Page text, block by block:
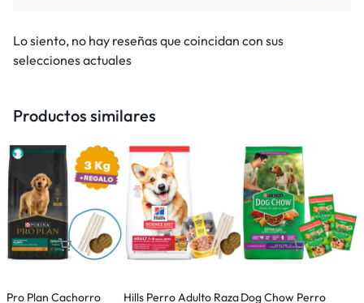
Lo siento, no hay reseñas que coincidan con sus
selecciones actuales
Productos similares
Pro Plan Cachorro Hills Perro Adulto RazaDog Chow Perro